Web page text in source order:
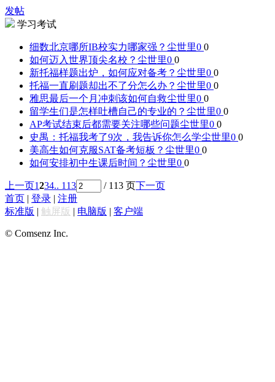
发帖
学习考试
细数北京哪所IB校实力哪家强？ 尘世里0 0
如何迈入世界顶尖名校？ 尘世里0 0
新托福样题出炉，如何应对备考？ 尘世里0 0
托福一直刷题却出不了分怎么办？ 尘世里0 0
雅思最后一个月冲刺该如何自救尘世里0 0
留学生们是怎样吐槽自己的专业的？ 尘世里0 0
AP考试结束后都需要关注哪些问题尘世里0 0
史禺：托福我考了9次，我告诉你怎么学尘世里0 0
美高生如何克服SAT备考短板？ 尘世里0 0
如何安排初中生课后时间？ 尘世里0 0
上一页1234.. 113 / 113 页下一页
首页 | 登录 | 注册
标准版 | 触屏版 | 电脑版 | 客户端
© Comsenz Inc.